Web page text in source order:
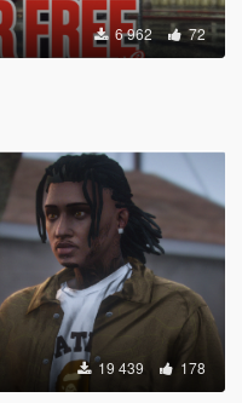
6 962 72
19 439 178